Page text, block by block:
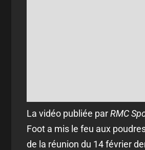
La vidéo publiée parRMC
Foot a mis le feu aux
de la réunion du 14 février